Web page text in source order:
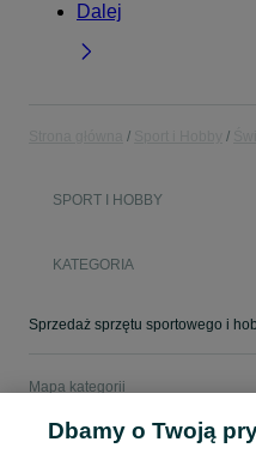
Dalej
SPORT I HOBBY
KATEGORIA
Mapa kategorii
Mapa miejscowości
Dbamy o Twoją